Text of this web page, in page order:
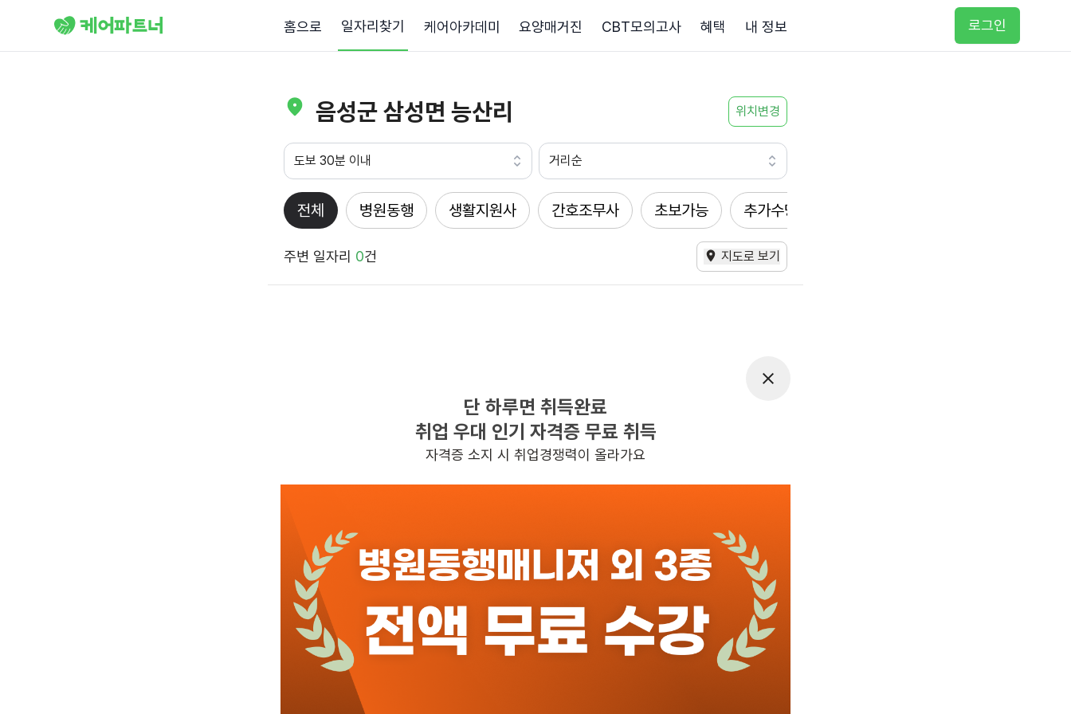
홈으로 일자리찾기 케어아카데미 요양매거진 CBT모의고사 혜택 내 정보 로그인
음성군 삼성면 능산리 위치변경
도보 30분 이내 거리순
전체 병원동행 생활지원사 간호조무사 초보가능 추가수당
주변 일자리 0건 지도로 보기
찾으시는 조건의 일자리가 없습니다
더욱더 노력하는 케어파트너가 되겠습니다.
단 하루면 취득완료
취업 우대 인기 자격증 무료 취득
자격증 소지 시 취업경쟁력이 올라가요